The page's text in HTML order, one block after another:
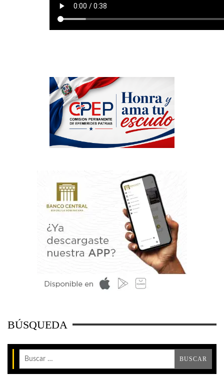
BÚSQUEDA